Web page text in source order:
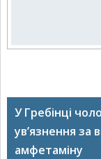
У Гребінці
ув’язнення за
амфетаміну